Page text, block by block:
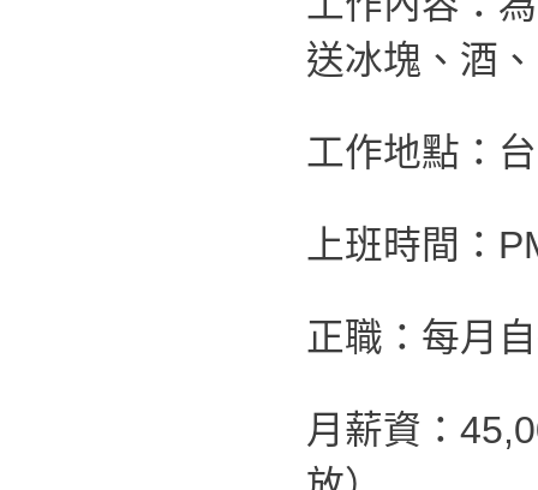
送冰塊、酒
工作地點：
上班時間：
正職：每月
月薪資：